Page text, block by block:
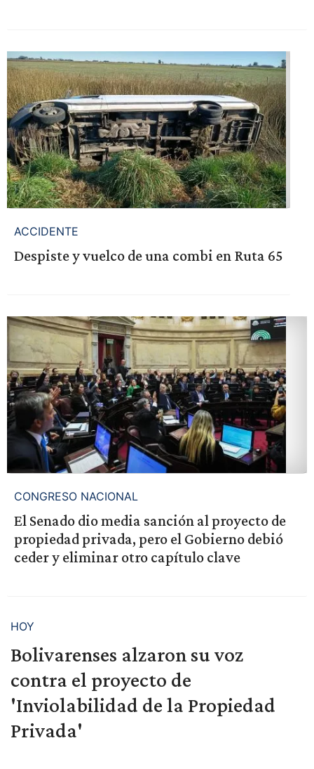
ACCIDENTE
Despiste y vuelco de una combi en Ruta 65
CONGRESO NACIONAL
El Senado dio media sanción al proyecto de
propiedad privada, pero el Gobierno debió
ceder y eliminar otro capítulo clave
HOY
Bolivarenses alzaron su voz
contra el proyecto de
'Inviolabilidad de la Propiedad
Privada'